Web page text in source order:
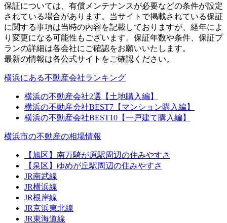
保証については、有償メンテナンスが必要などの条件が設定
されている場合があります。当サイトで掲載されている保証
に関する事項は当時の内容を記載しておりますが、経年によ
り変更になる可能性もございます。保証年数や条件、保証プ
ランの詳細は各会社にご確認をお願いいたします。
最新の情報は各公式サイトをご確認ください。
横浜にある不動産会社ランキング
横浜の不動産会社2選【土地購入編】
横浜の不動産会社BEST7【マンション購入編】
横浜の不動産会社BEST10【一戸建て購入編】
横浜市の不動産の相場情報
【旭区】南万騎が原駅周辺の住みやすさ
【泉区】ゆめが丘駅周辺の住みやすさ
JR南武線
JR横浜線
JR根岸線
JR京浜東北線
JR東海道線